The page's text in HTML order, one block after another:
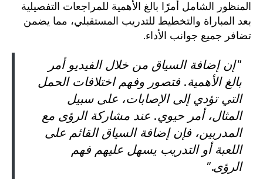
المنظور الشامل أمرًا بالغ الأهمية للمراجعات التفصيلية
بعد المباراة والتخطيط للتدريب المستقبلي، مما يضمن
تضافر جميع جوانب الأداء.
"إن إضافة السياق من خلال الفيديو أمر
بالغ الأهمية. فتصور وفهم اختلافات الحمل
التي تؤدي إلى الإصابات، على سبيل
المثال، أمر حيوي. عند مشاركة الرؤى مع
المدربين، فإن إضافة السياق القائم على
اللعبة أو التدريب يسهل عليهم فهم
الرؤى."